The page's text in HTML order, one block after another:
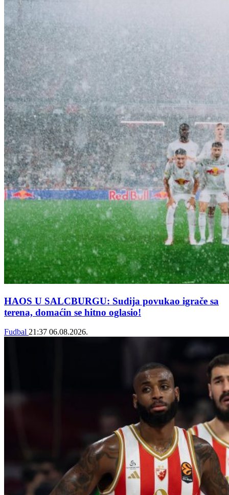
HAOS U SALCBURGU: Sudija povukao igrače sa
terena, domaćin se hitno oglasio!
Fudbal 21:37 06.08.2026.